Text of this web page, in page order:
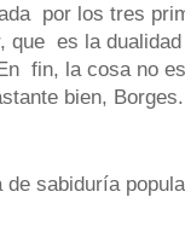
por los tres
que es la
fin, la cosa no
bien, Borges.
de sabiduría